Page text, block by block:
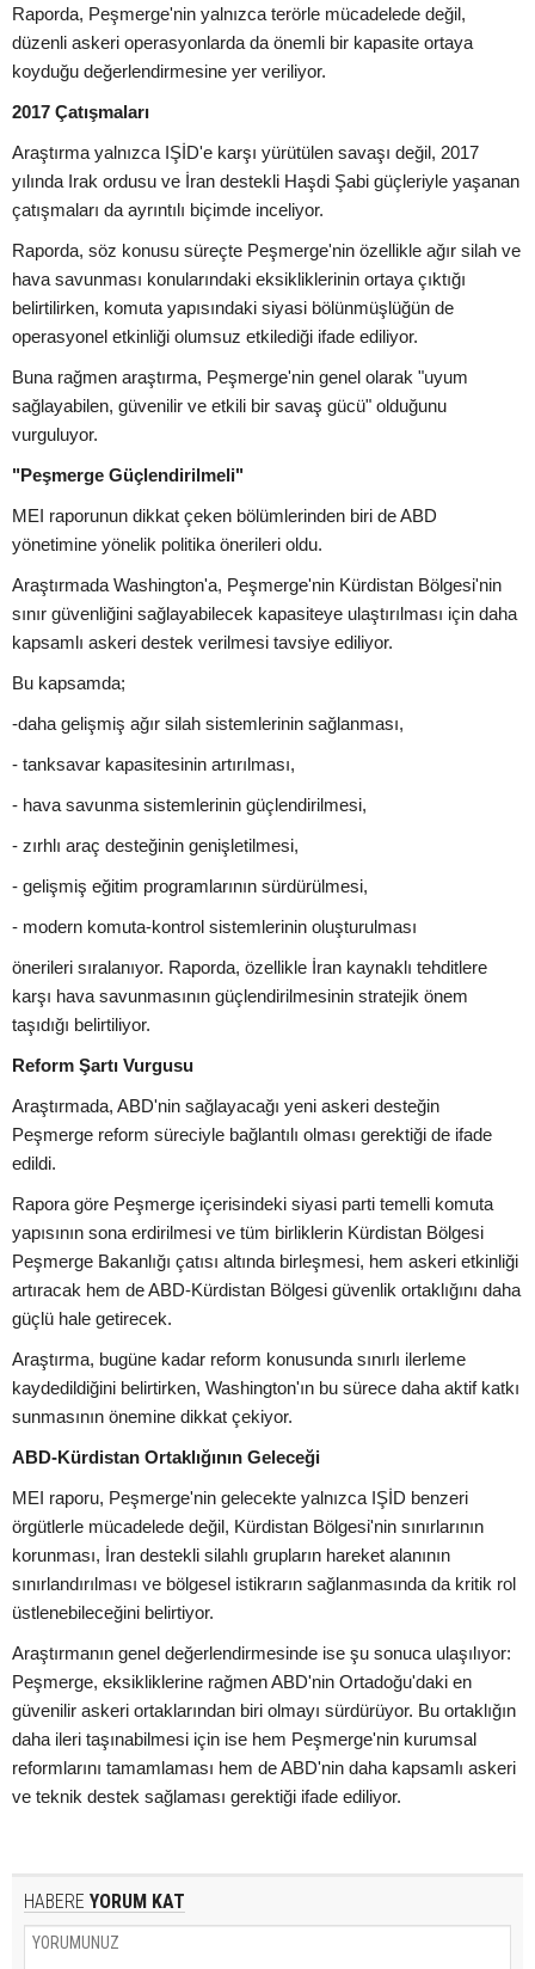
Raporda, Peşmerge'nin yalnızca terörle mücadelede değil,
düzenli askeri operasyonlarda da önemli bir kapasite ortaya
koyduğu değerlendirmesine yer veriliyor.
2017 Çatışmaları
Araştırma yalnızca IŞİD'e karşı yürütülen savaşı değil, 2017
yılında Irak ordusu ve İran destekli Haşdi Şabi güçleriyle yaşanan
çatışmaları da ayrıntılı biçimde inceliyor.
Raporda, söz konusu süreçte Peşmerge'nin özellikle ağır silah ve
hava savunması konularındaki eksikliklerinin ortaya çıktığı
belirtilirken, komuta yapısındaki siyasi bölünmüşlüğün de
operasyonel etkinliği olumsuz etkilediği ifade ediliyor.
Buna rağmen araştırma, Peşmerge'nin genel olarak "uyum
sağlayabilen, güvenilir ve etkili bir savaş gücü" olduğunu
vurguluyor.
"Peşmerge Güçlendirilmeli"
MEI raporunun dikkat çeken bölümlerinden biri de ABD
yönetimine yönelik politika önerileri oldu.
Araştırmada Washington'a, Peşmerge'nin Kürdistan Bölgesi'nin
sınır güvenliğini sağlayabilecek kapasiteye ulaştırılması için daha
kapsamlı askeri destek verilmesi tavsiye ediliyor.
Bu kapsamda;
-daha gelişmiş ağır silah sistemlerinin sağlanması,
- tanksavar kapasitesinin artırılması,
- hava savunma sistemlerinin güçlendirilmesi,
- zırhlı araç desteğinin genişletilmesi,
- gelişmiş eğitim programlarının sürdürülmesi,
- modern komuta-kontrol sistemlerinin oluşturulması
önerileri sıralanıyor. Raporda, özellikle İran kaynaklı tehditlere
karşı hava savunmasının güçlendirilmesinin stratejik önem
taşıdığı belirtiliyor.
Reform Şartı Vurgusu
Araştırmada, ABD'nin sağlayacağı yeni askeri desteğin
Peşmerge reform süreciyle bağlantılı olması gerektiği de ifade
edildi.
Rapora göre Peşmerge içerisindeki siyasi parti temelli komuta
yapısının sona erdirilmesi ve tüm birliklerin Kürdistan Bölgesi
Peşmerge Bakanlığı çatısı altında birleşmesi, hem askeri etkinliği
artıracak hem de ABD-Kürdistan Bölgesi güvenlik ortaklığını daha
güçlü hale getirecek.
Araştırma, bugüne kadar reform konusunda sınırlı ilerleme
kaydedildiğini belirtirken, Washington'ın bu sürece daha aktif katkı
sunmasının önemine dikkat çekiyor.
ABD-Kürdistan Ortaklığının Geleceği
MEI raporu, Peşmerge'nin gelecekte yalnızca IŞİD benzeri
örgütlerle mücadelede değil, Kürdistan Bölgesi'nin sınırlarının
korunması, İran destekli silahlı grupların hareket alanının
sınırlandırılması ve bölgesel istikrarın sağlanmasında da kritik rol
üstlenebileceğini belirtiyor.
Araştırmanın genel değerlendirmesinde ise şu sonuca ulaşılıyor:
Peşmerge, eksikliklerine rağmen ABD'nin Ortadoğu'daki en
güvenilir askeri ortaklarından biri olmayı sürdürüyor. Bu ortaklığın
daha ileri taşınabilmesi için ise hem Peşmerge'nin kurumsal
reformlarını tamamlaması hem de ABD'nin daha kapsamlı askeri
ve teknik destek sağlaması gerektiği ifade ediliyor.
HABERE YORUM KAT